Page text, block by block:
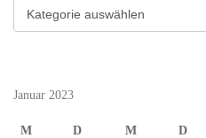
Kategorien
Januar 2023
M D M D